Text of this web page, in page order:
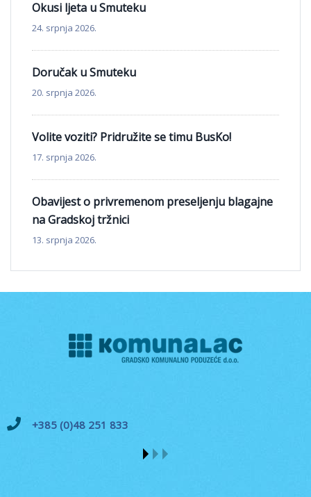
Okusi ljeta u Smuteku
24. srpnja 2026.
Doručak u Smuteku
20. srpnja 2026.
Volite voziti? Pridružite se timu BusKo!
17. srpnja 2026.
Obavijest o privremenom preseljenju blagajne
na Gradskoj tržnici
13. srpnja 2026.
+385 (0)48 251 833